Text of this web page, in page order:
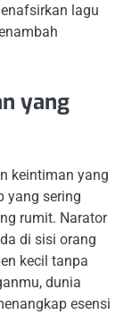
lagu
yang
keintiman yang
yang sering
rumit. Narator
di sisi orang
kecil tanpa
dunia
esensi